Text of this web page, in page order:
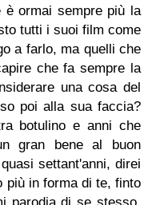
è ormai sempre più la
tutti i suoi film come
a farlo, ma quelli che
che fa sempre la
una cosa del
poi alla sua faccia?
botulino e anni che
gran bene al buon
settant'anni, direi
più in forma di te, finto